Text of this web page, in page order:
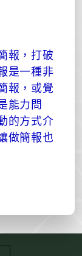
報，打破
是一種非
報，或覺
能力問
的方式介
做簡報也